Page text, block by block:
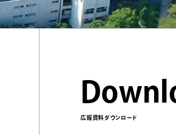
広報資料ダウンロード